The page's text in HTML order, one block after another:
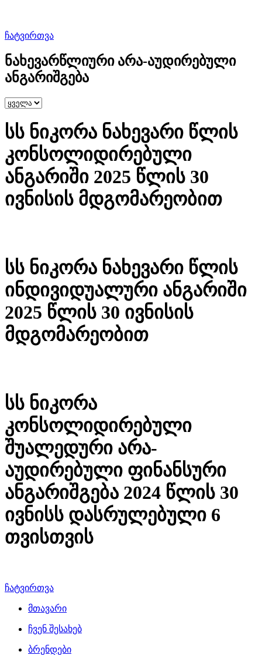
ჩატვირთვა
ნახევარწლიური არა-აუდირებული
ანგარიშგება
სს ნიკორა ნახევარი წლის
კონსოლიდირებული
ანგარიში 2025 წლის 30
ივნისის მდგომარეობით
სს ნიკორა ნახევარი წლის
ინდივიდუალური ანგარიში
2025 წლის 30 ივნისის
მდგომარეობით
სს ნიკორა
კონსოლიდირებული
შუალედური არა-
აუდირებული ფინანსური
ანგარიშგება 2024 წლის 30
ივნისს დასრულებული 6
თვისთვის
ჩატვირთვა
მთავარი
ჩვენ შესახებ
ბრენდები